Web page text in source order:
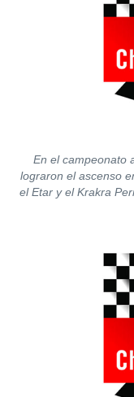
En el campeonato
lograron el ascenso
el Etar y el Krakra